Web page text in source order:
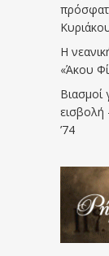
Η
«Άκου
Βιασμοί
εισβολή
’74